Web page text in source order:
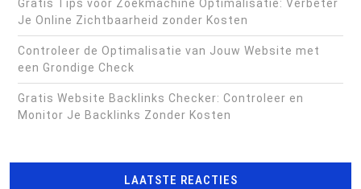
Gratis Tips voor Zoekmachine Optimalisatie: Verbeter
Je Online Zichtbaarheid zonder Kosten
Controleer de Optimalisatie van Jouw Website met
een Grondige Check
Gratis Website Backlinks Checker: Controleer en
Monitor Je Backlinks Zonder Kosten
LAATSTE REACTIES